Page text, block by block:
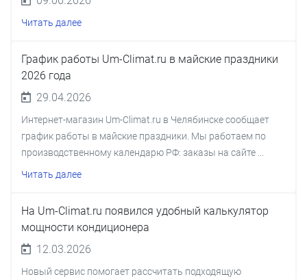
Читать далее
График работы Um-Climat.ru в майские праздники
2026 года
29.04.2026
Интернет-магазин Um-Climat.ru в Челябинске сообщает
график работы в майские праздники. Мы работаем по
производственному календарю РФ: заказы на сайте ...
Читать далее
На Um-Climat.ru появился удобный калькулятор
мощности кондиционера
12.03.2026
Новый сервис помогает рассчитать подходящую